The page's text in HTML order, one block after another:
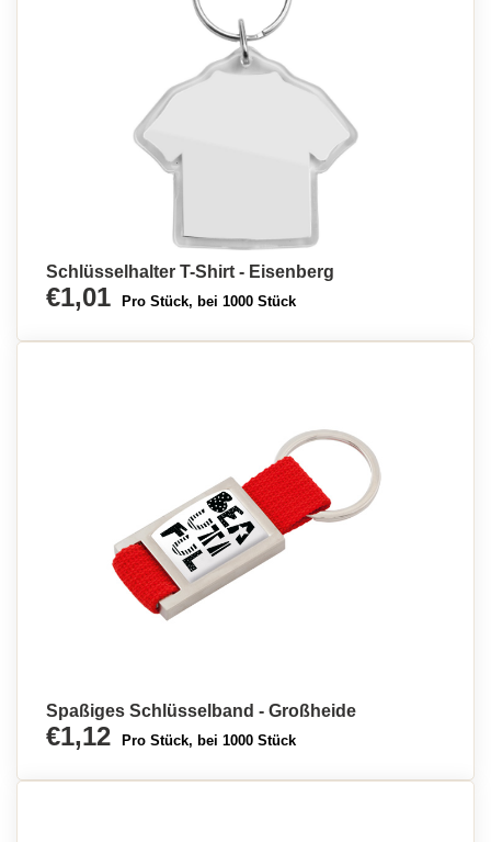
Schlüsselhalter T-Shirt - Eisenberg
€1,01 Pro Stück, bei 1000 Stück
Spaßiges Schlüsselband - Großheide
€1,12 Pro Stück, bei 1000 Stück